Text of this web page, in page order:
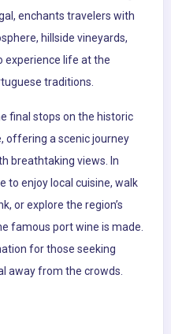
enchants travelers with
hillside vineyards,
experience life at the
traditions.
final stops on the historic
offering a scenic journey
breathtaking views. In
to enjoy local cuisine, walk
or explore the region’s
famous port wine is made.
for those seeking
away from the crowds.